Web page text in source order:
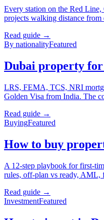
Every station on the Red
projects walking distance from
Read guide →
By nationalityFeatured
Dubai property
LRS, FEMA, TCS, NRI
Golden Visa from India. The
Read guide →
BuyingFeatured
How to buy
A 12-step playbook for first-
rules, off-plan vs ready, AML,
Read guide →
InvestmentFeatured